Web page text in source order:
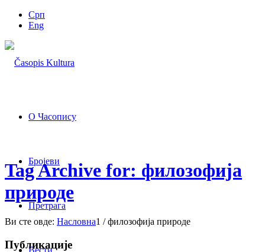
Срп
Eng
О Часопису
Бројеви
Претрага
Вести
Tag Archive for: филозофија
природе
Ви сте овде: Насловна1 / филозофија природе
Публикације